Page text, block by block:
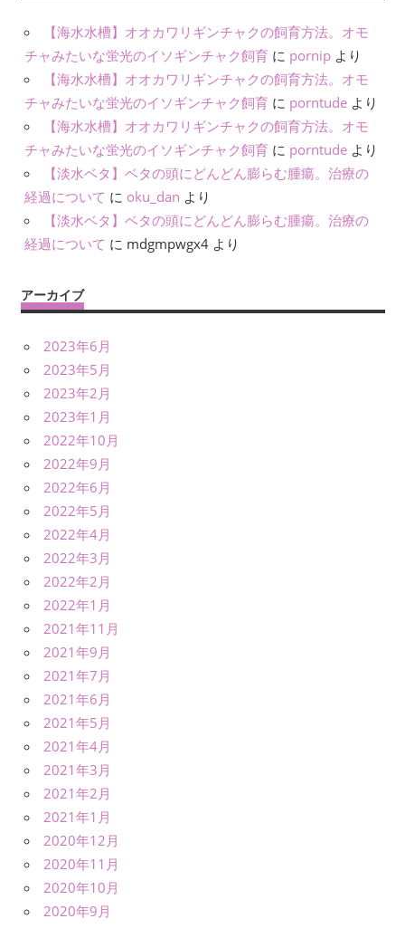
【海水水槽】オオカワリギンチャクの飼育方法。オモ
チャみたいな蛍光のイソギンチャク飼育 に pornip より
【海水水槽】オオカワリギンチャクの飼育方法。オモ
チャみたいな蛍光のイソギンチャク飼育 に porntude より
【海水水槽】オオカワリギンチャクの飼育方法。オモ
チャみたいな蛍光のイソギンチャク飼育 に porntude より
【淡水ベタ】ベタの頭にどんどん膨らむ腫瘍。治療の
経過について に oku_dan より
【淡水ベタ】ベタの頭にどんどん膨らむ腫瘍。治療の
経過について に mdgmpwgx4 より
アーカイブ
2023年6月
2023年5月
2023年2月
2023年1月
2022年10月
2022年9月
2022年6月
2022年5月
2022年4月
2022年3月
2022年2月
2022年1月
2021年11月
2021年9月
2021年7月
2021年6月
2021年5月
2021年4月
2021年3月
2021年2月
2021年1月
2020年12月
2020年11月
2020年10月
2020年9月